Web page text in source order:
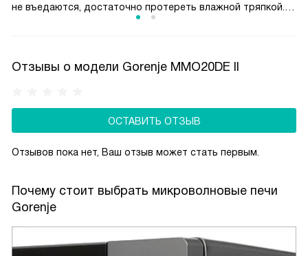
не въедаются, достаточно протереть влажной тряпкой.
бюджетный и тихий вариант (не гремит при касании
особенно в сочетании с функцией очистки паром
Отзывы о модели Gorenje MMO20DE II
ОСТАВИТЬ ОТЗЫВ
Отзывов пока нет, Ваш отзыв может стать первым.
Почему стоит выбрать микроволновые печи
Gorenje